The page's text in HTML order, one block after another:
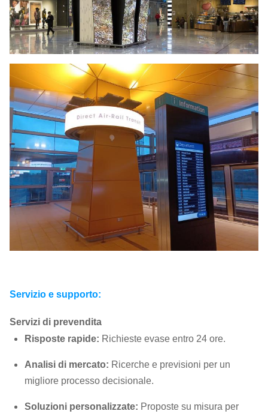
Scala di grigi: 14 bit 14 bit 14 bit
Angolo di
visione:
O:140°；
V:140°
O:140°；
V:140°
O:140°；
V:140°
Temperatura
operativa:
-40℃~+60℃ -40℃~+60℃
Umidità
operativa:
10%~90%
10%~90%
RH
10%~90%
RH
Servizio e supporto:
Servizi di prevendita
Risposte rapide: Richieste evase entro 24 ore.
Analisi di mercato: Ricerche e previsioni per un
migliore processo decisionale.
Soluzioni personalizzate: Proposte su misura per